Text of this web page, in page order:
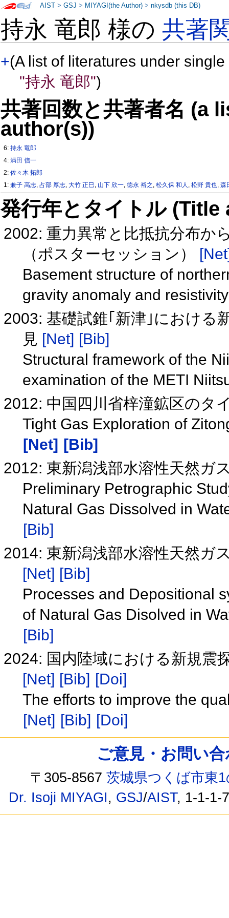
持永 竜郎 様の共著
+(A list of literatures under
"持永 竜郎")
共著回数と共著者名 (a
author(s))
6:持永 竜郎
4:満田 信一
2:佐々木 拓郎
1:兼子 高志,占部 厚志,大竹 正巳, 山下 欣一,徳永 裕之 ,松久保 和人 ,松野 貴也,森
発行年とタイトル
2002: 重力異常と比抵抗分布か
（ポスターセッション）
Basement structure of
gravity anomaly and
2003: 基礎試錐｢新津｣における
見 [Net] [Bib]
Structural framework of the
examination of the METI
2012: 中国四川省梓潼鉱区のタ
Tight Gas Exploration of
[Net]
[Bib]
2012: 東新潟浅部水溶性天然ガ
Preliminary Petrographic
Natural Gas Dissolved in
[Bib]
2014: 東新潟浅部水溶性天然ガ
[Net] [Bib]
Processes and Depositional
of Natural Gas Disolved in
[Bib]
2024: 国内陸域における新規震
[Net] [Bib] [Doi]
The efforts to improve the
[Net] [Bib] [Doi]
AIST >GSJ > MIYAGI(the Author) >nkysdb (this DB)
ご意見・お問い
〒305-8567茨城県つくば市東
Dr. Isoji MIYAGI, GSJ/AIST, 1-1-1-